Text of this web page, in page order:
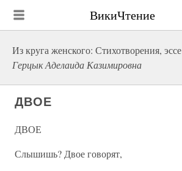
ВикиЧтение
Из круга женского: Стихотворения, эссе
Герцык Аделаида Казимировна
ДВОЕ
ДВОЕ
Слышишь? Двое говорят,